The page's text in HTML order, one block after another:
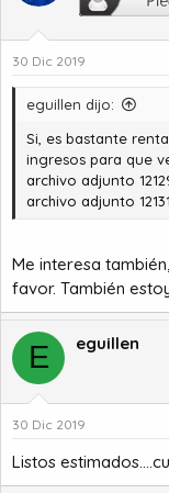
30 Dic 2019
eguillen dijo:
Si, es bastante
ingresos para que
archivo adjunto
archivo adjunto 12131
Me interesa
favor. También
E eguillen
30 Dic 2019
Listos